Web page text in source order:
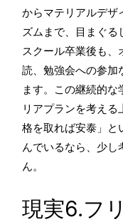
からマテリアルデザ
ズムまで、目まぐる
スクール卒業後も
読、勉強会への参加
ます。この継続的な
リアプランを考え
格を取れば安泰」と
んでいるなら、少
ん。
現実6.フ